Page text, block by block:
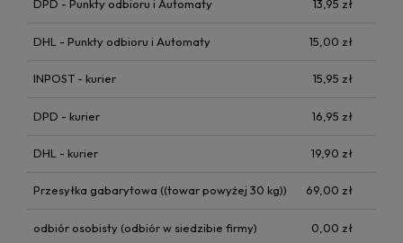
DPD - Punkty odbioru i Automaty 13,95 zł
DHL - Punkty odbioru i Automaty 15,00 zł
INPOST - kurier 15,95 zł
DPD - kurier 16,95 zł
DHL - kurier 19,90 zł
Przesyłka gabarytowa ((towar powyżej 30 kg)) 69,00 zł
odbiór osobisty(odbiór w siedzibie firmy) 0,00 zł